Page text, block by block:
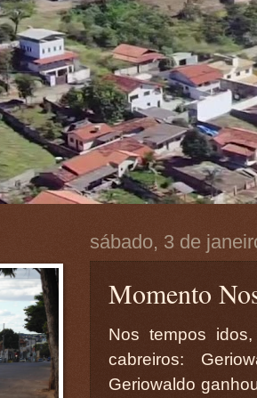
sábado, 3 de
Momento
Nos tempos
cabreiros:
Geriowaldo